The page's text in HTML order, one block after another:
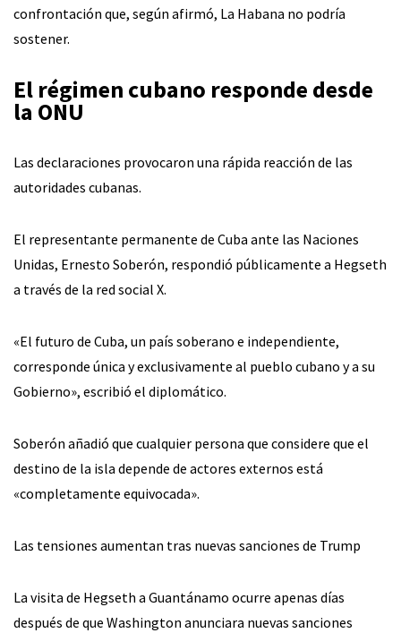
confrontación que, según afirmó, La Habana no podría
sostener.
El régimen cubano responde desde
la ONU
Las declaraciones provocaron una rápida reacción de las
autoridades cubanas.
El representante permanente de Cuba ante las Naciones
Unidas, Ernesto Soberón, respondió públicamente a Hegseth
a través de la red social X.
«El futuro de Cuba, un país soberano e independiente,
corresponde única y exclusivamente al pueblo cubano y a su
Gobierno», escribió el diplomático.
Soberón añadió que cualquier persona que considere que el
destino de la isla depende de actores externos está
«completamente equivocada».
Las tensiones aumentan tras nuevas sanciones de Trump
La visita de Hegseth a Guantánamo ocurre apenas días
después de que Washington anunciara nuevas sanciones